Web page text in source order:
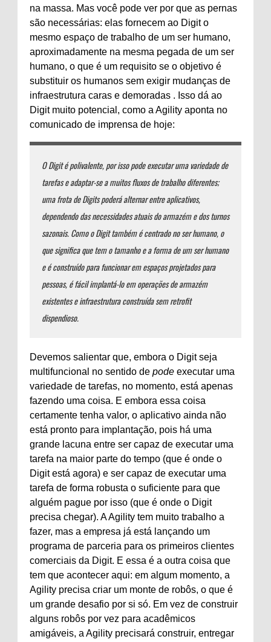
na massa. Mas você pode ver por que as pernas
são necessárias: elas fornecem ao Digit o
mesmo espaço de trabalho de um ser humano,
aproximadamente na mesma pegada de um ser
humano, o que é um requisito se o objetivo é
substituir os humanos sem exigir mudanças de
infraestrutura caras e demoradas . Isso dá ao
Digit muito potencial, como a Agility aponta no
comunicado de imprensa de hoje:
O Digit é polivalente, por isso pode executar uma variedade de
tarefas e adaptar-se a muitos fluxos de trabalho diferentes;
uma frota de Digits poderá alternar entre aplicativos,
dependendo das necessidades atuais do armazém e dos turnos
sazonais. Como o Digit também é centrado no ser humano, o
que significa que tem o tamanho e a forma de um ser humano
e é construído para funcionar em espaços projetados para
pessoas, é fácil implantá-lo em operações de armazém
existentes e infraestrutura construída sem retrofit
dispendioso.
Devemos salientar que, embora o Digit seja
multifuncional no sentido de pode executar uma
variedade de tarefas, no momento, está apenas
fazendo uma coisa. E embora essa coisa
certamente tenha valor, o aplicativo ainda não
está pronto para implantação, pois há uma
grande lacuna entre ser capaz de executar uma
tarefa na maior parte do tempo (que é onde o
Digit está agora) e ser capaz de executar uma
tarefa de forma robusta o suficiente para que
alguém pague por isso (que é onde o Digit
precisa chegar). A Agility tem muito trabalho a
fazer, mas a empresa já está lançando um
programa de parceria para os primeiros clientes
comerciais da Digit. E essa é a outra coisa que
tem que acontecer aqui: em algum momento, a
Agility precisa criar um monte de robôs, o que é
um grande desafio por si só. Em vez de construir
alguns robôs por vez para acadêmicos
amigáveis, a Agility precisará construir, entregar